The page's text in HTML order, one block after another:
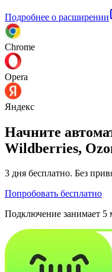
Подробнее о расширении
Chrome
Opera
Яндекс
Начните
Wildberries,
3 дня бесплатно. Без
Попробовать бесплатно
Подключение занимает 5